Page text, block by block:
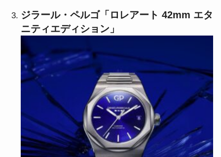
ジラール・ペルゴ「ロレアート 42mm エタ
ニティエディション」